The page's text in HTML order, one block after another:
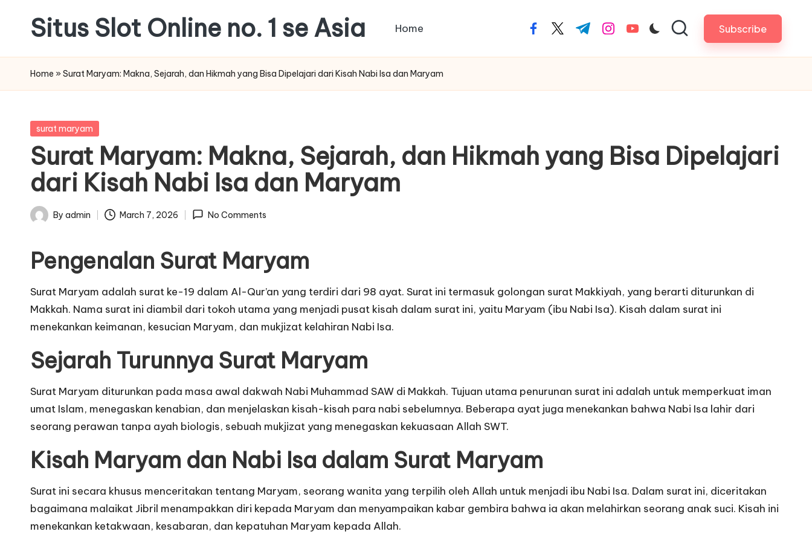
content
Situs Slot Online no. 1 se Asia Home facebook.com
twitter.com
t.me instagram.com
youtube.com Subscribe
Home » Surat Maryam: Makna, Sejarah, dan Hikmah yang Bisa Dipelajari dari Kisah Nabi Isa dan Maryam
Posted
surat maryam
Surat Maryam: Makna, Sejarah, dan Hikmah yang Bisa Dipelajari
dari Kisah Nabi Isa dan Maryam
Posted
By admin March 7, 2026 No Comments
Pengenalan Surat Maryam
Surat Maryam adalah surat ke-19 dalam Al-Qur’an yang terdiri dari 98 ayat. Surat ini termasuk golongan surat Makkiyah, yang berarti diturunkan di
Makkah. Nama surat ini diambil dari tokoh utama yang menjadi pusat kisah dalam surat ini, yaitu Maryam (ibu Nabi Isa). Kisah dalam surat ini
menekankan keimanan, kesucian Maryam, dan mukjizat kelahiran Nabi Isa.
Sejarah Turunnya Surat Maryam
Surat Maryam diturunkan pada masa awal dakwah Nabi Muhammad SAW di Makkah. Tujuan utama penurunan surat ini adalah untuk memperkuat iman
umat Islam, menegaskan kenabian, dan menjelaskan kisah-kisah para nabi sebelumnya. Beberapa ayat juga menekankan bahwa Nabi Isa lahir dari
seorang perawan tanpa ayah biologis, sebuah mukjizat yang menegaskan kekuasaan Allah SWT.
Kisah Maryam dan Nabi Isa dalam Surat Maryam
Surat ini secara khusus menceritakan tentang Maryam, seorang wanita yang terpilih oleh Allah untuk menjadi ibu Nabi Isa. Dalam surat ini, diceritakan
bagaimana malaikat Jibril menampakkan diri kepada Maryam dan menyampaikan kabar gembira bahwa ia akan melahirkan seorang anak suci. Kisah ini
menekankan ketakwaan, kesabaran, dan kepatuhan Maryam kepada Allah.